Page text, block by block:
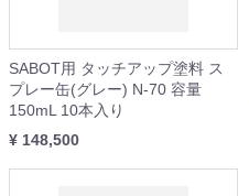
SABOT用 タッチアップ塗料 ス
プレー缶(グレー) N-70 容量
150mL 10本入り
¥ 148,500